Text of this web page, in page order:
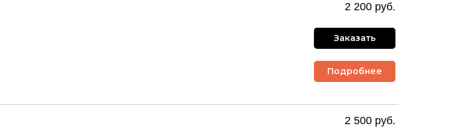
2 200 руб.
Заказать
Подробнее
2 500 руб.